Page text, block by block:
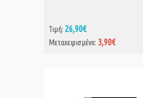
Τιμή: 26,90€
Μεταχειρισμένο: 3,90€